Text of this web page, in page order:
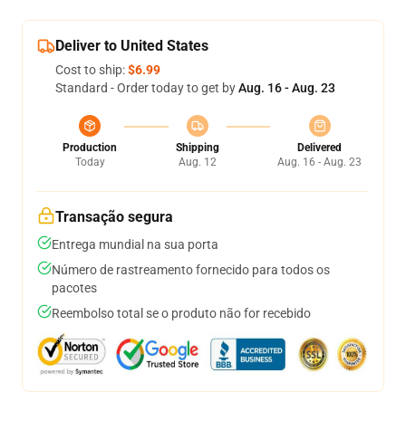
Deliver to United States
Cost to ship:$6.99
Standard - Order today to get byAug. 16 - Aug. 23
Production
Today
Shipping
Aug. 12
Delivered
Aug. 16 - Aug. 23
Transação segura
Entrega mundial na sua porta
Número de rastreamento fornecido para todos os
pacotes
Reembolso total se o produto não for recebido